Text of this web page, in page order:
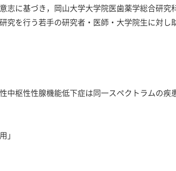
志に基づき，岡山大学大学院医歯薬学総合研究
究を行う若手の研究者・医師・大学院生に対し
中枢性性腺機能低下症は同一スペクトラムの疾
」